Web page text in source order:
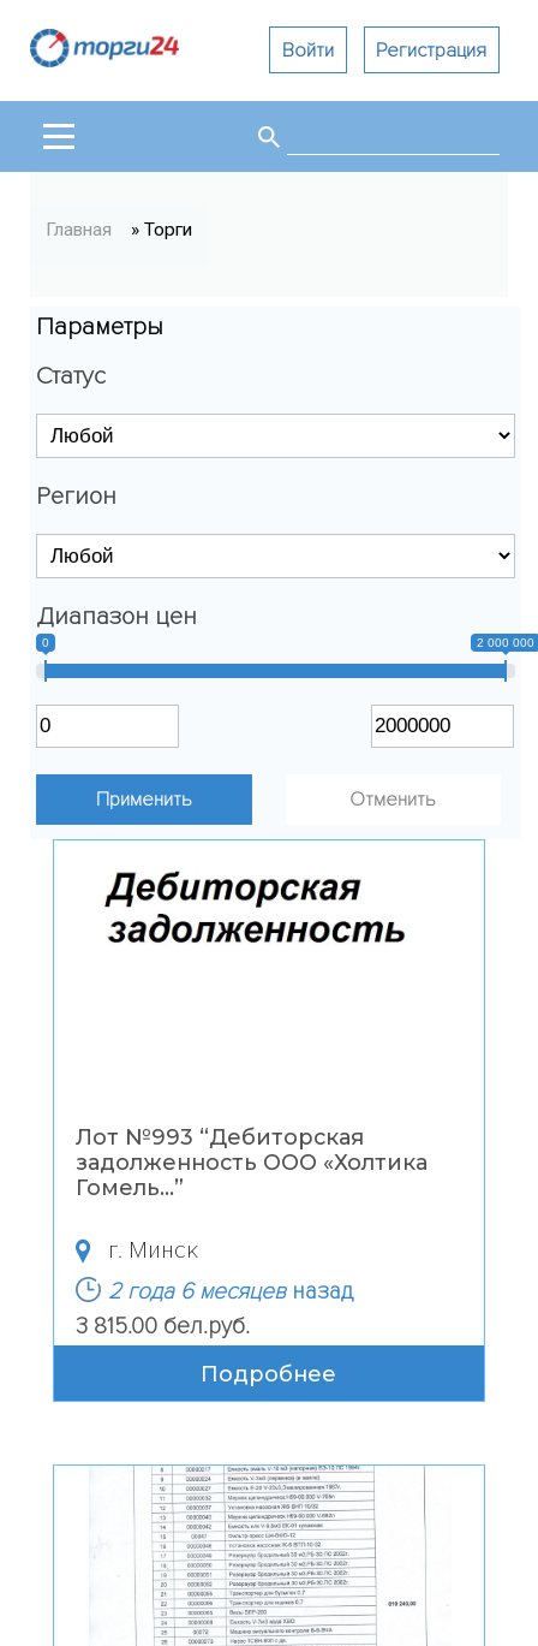
Войти Регистрация
Форма поиска
Главная » Торги
Параметры
Статус
Регион
Диапазон цен
0 2 000 000
Отменить
Лот №993 “Дебиторская
задолженность ООО «Холтика
Гомель...”
г. Минск
2 года 6 месяцевназад
3 815.00 бел.руб.
Подробнее